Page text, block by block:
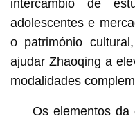
intercâmbio de
adolescentes e
o património
ajudar Zhaoqing a
modalidades
Os elementos da